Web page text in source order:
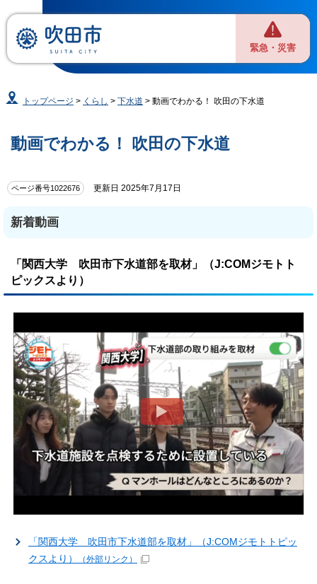
緊急・災害
トップページ > くらし >下水道 > 動画でわかる！ 吹田の下水道
動画でわかる！ 吹田の下水道
ページ番号1022676 更新日 2025年7月17日
新着動画
「関西大学 吹田市下水道部を取材」（J:COMジモトト
ピックスより）
「関西大学 吹田市下水道部を取材」（J:COMジモトトピッ
クスより）
（外部リンク）